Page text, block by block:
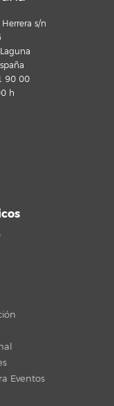
s/n
90 00
h
Eventos